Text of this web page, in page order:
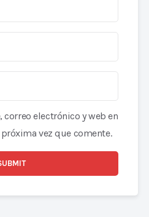
electrónico y web en
vez que comente.